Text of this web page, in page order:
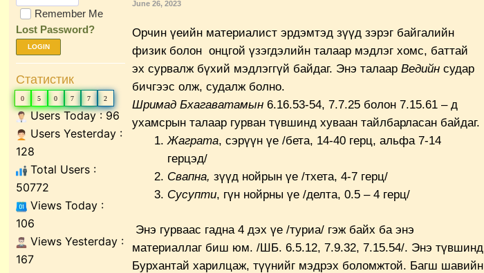
Remember Me
Lost Password?
LOGIN
Статистик
0 5 0 7 7 2
Users Today : 96
Users Yesterday :
128
Total Users :
50772
Views Today :
106
Views Yesterday :
167
June 26, 2023
Орчин үеийн материалист эрдэмтэд зүүд зэрэг байгалийн
физик болон онцгой үзэгдэлийн талаар мэдлэг хомс, баттай
эх сурвалж бүхий мэдлэггүй байдаг. Энэ талаар Ведийнсудар
бичгээс олж, судалж болно.
Шримад Бхагаватамын6.16.53-54, 7.7.25 болон 7.15.61 – д
ухамсрын талаар гурван түвшинд хуваан тайлбарласан байдаг.
Жаграта, сэрүүн үе /бета, 14-40 герц, альфа 7-14
герцэд/
Свапна, зүүд нойрын үе /тхета, 4-7 герц/
Сусупти, гүн нойрны үе /делта, 0.5 – 4 герц/
Энэ гурваас гадна 4 дэх үе /туриа/ гэж байх ба энэ
материаллаг биш юм. /ШБ. 6.5.12, 7.9.32, 7.15.54/. Энэ түвшинд
Бурхантай харилцаж, түүнийг мэдрэх боломжтой. Багш шавийн